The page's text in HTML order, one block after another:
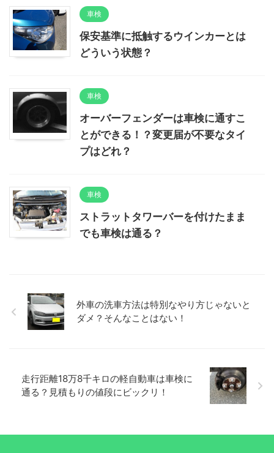
車検
保安基準に抵触するウインカーとは
どういう状態？
車検
オーバーフェンダーは車検に通すこ
とができる！？変更届が不要なタイ
プはどれ？
車検
ストラットタワーバーを付けたまま
でも車検は通る？
外車の洗車方法は特別なやり方じゃないと
ダメ？そんなことはない！
走行距離18万8千キロの軽自動車は車検に
通る？見積もりの値段にビックリ！